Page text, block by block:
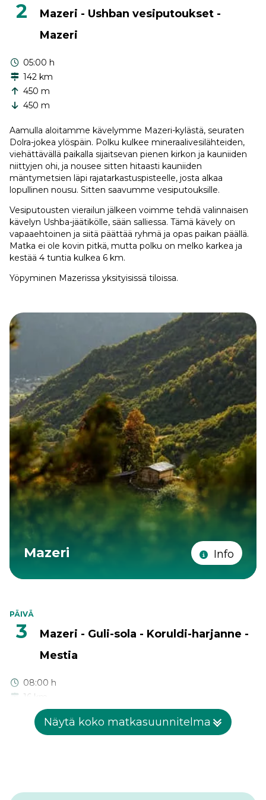
2
Mazeri - Ushban vesiputoukset -
Mazeri
05:00 h
142 km
450 m
450 m
Aamulla aloitamme kävelymme Mazeri-kylästä, seuraten
Dolra-jokea ylöspäin. Polku kulkee mineraalivesilähteiden,
viehättävällä paikalla sijaitsevan pienen kirkon ja kauniiden
niittyjen ohi, ja nousee sitten hitaasti kauniiden
mäntymetsien läpi rajatarkastuspisteelle, josta alkaa
lopullinen nousu. Sitten saavumme vesiputouksille.
Vesiputousten vierailun jälkeen voimme tehdä valinnaisen
kävelyn Ushba-jäätikölle, sään salliessa. Tämä kävely on
vapaaehtoinen ja siitä päättää ryhmä ja opas paikan päällä.
Matka ei ole kovin pitkä, mutta polku on melko karkea ja
kestää 4 tuntia kulkea 6 km.
Yöpyminen Mazerissa yksityisissä tiloissa.
Mazeri Info
PÄIVÄ
3
Mazeri - Guli-sola - Koruldi-harjanne -
Mestia
08:00 h
16 km
1602 m
614 mNäytä koko matkasuunnitelma